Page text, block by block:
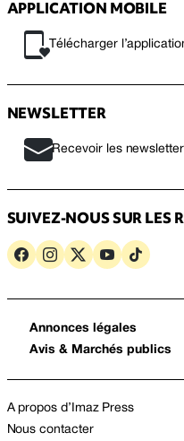
APPLICATION MOBILE
Télécharger
NEWSLETTER
Recevoir les
SUIVEZ-NOUS SUR LES
Annonces légales
Avis & Marchés publics
A propos d’Imaz Press
Nous contacter